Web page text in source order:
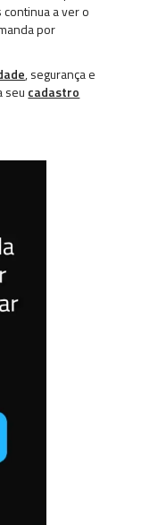
a ver o
por
, segurança e
seu cadastro